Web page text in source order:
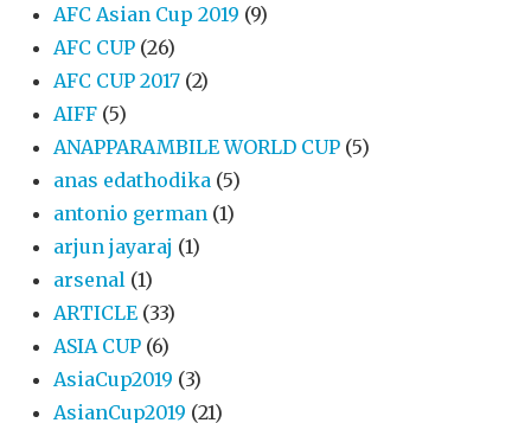
AFC Asian Cup 2019 (9)
AFC CUP (26)
AFC CUP 2017 (2)
AIFF (5)
ANAPPARAMBILE WORLD CUP (5)
anas edathodika (5)
antonio german (1)
arjun jayaraj (1)
arsenal (1)
ARTICLE (33)
ASIA CUP (6)
AsiaCup2019 (3)
AsianCup2019 (21)